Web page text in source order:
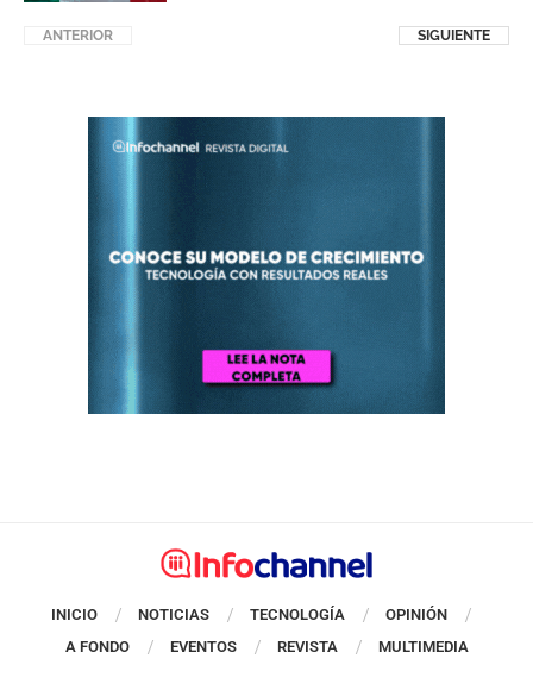
ANTERIOR SIGUIENTE
INICIO NOTICIAS TECNOLOGÍA
OPINIÓN
A FONDO
EVENTOS REVISTA MULTIMEDIA